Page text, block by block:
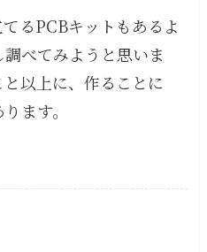
るPCBキットもあるよ
べてみようと思いま
以上に、作ることに
ます。